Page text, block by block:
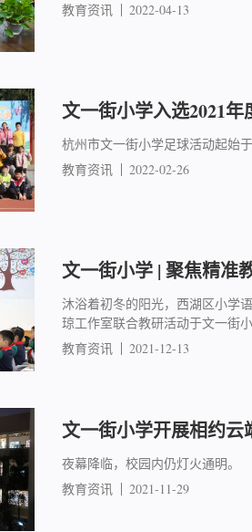
教育资讯
2022-04-13
文一街小学入选2021
杭州市文一街小学足球活动起始
教育资讯
2022-02-26
文一街小学 | 聚焦精准
沐浴着初冬的阳光，西湖区小学
琼工作室联合教研活动于文一街
教育资讯
2021-12-13
文一街小学开展相约
夜幕降临，校园内仍灯火通明。
教育资讯
2021-11-29